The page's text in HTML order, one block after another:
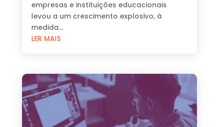
empresas e instituições educacionais
levou a um crescimento explosivo, à
medida...
LER MAIS